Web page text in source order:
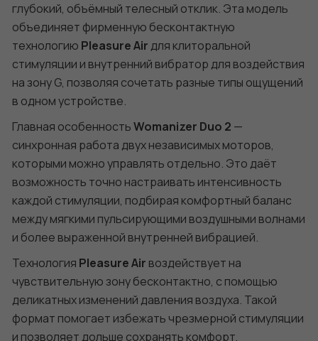
глубокий, объёмный телесный отклик. Эта модель
объединяет фирменную бесконтактную
технологию Pleasure Air для клиторальной
стимуляции и внутренний вибратор для воздействия
на зону G, позволяя сочетать разные типы ощущений
в одном устройстве.
Главная особенностьWomanizer Duo 2 —
синхронная работа двух независимых моторов,
которыми можно управлять отдельно. Это даёт
возможность точно настраивать интенсивность
каждой стимуляции, подбирая комфортный баланс
между мягкими пульсирующими воздушными волнами
и более выраженной внутренней вибрацией.
Технология Pleasure Air воздействует на
чувствительную зону бесконтактно, с помощью
деликатных изменений давления воздуха. Такой
формат помогает избежать чрезмерной стимуляции
и позволяет дольше сохранять комфорт,